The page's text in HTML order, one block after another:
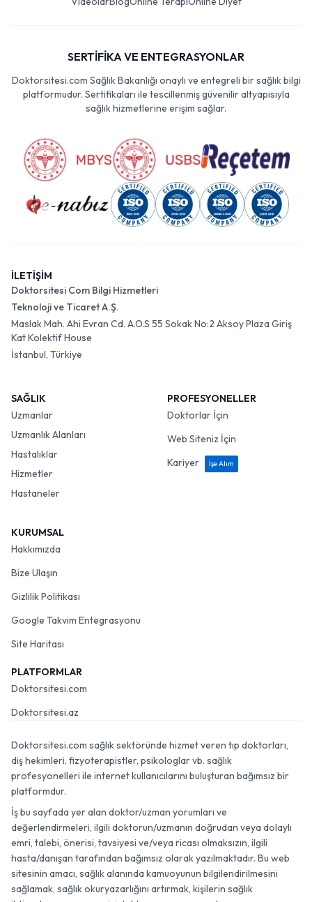
SERTİFİKA VE ENTEGRASYONLAR
Doktorsitesi.com Sağlık Bakanlığı onaylı ve entegreli bir sağlık bilgi
platformudur. Sertifikaları ile tescillenmiş güvenilir altyapısıyla
sağlık hizmetlerine erişim sağlar.
İLETİŞİM
Doktorsitesi Com Bilgi Hizmetleri
Teknoloji ve Ticaret A.Ş.
Maslak Mah. Ahi Evran Cd. A.O.S 55 Sokak No:2 Aksoy Plaza Giriş
Kat Kolektif House
İstanbul, Türkiye
SAĞLIK
Uzmanlar
Uzmanlık Alanları
Hastalıklar
Hizmetler
Hastaneler
PROFESYONELLER
Doktorlar İçin
Web Siteniz İçin
Kariyer
İşe Alım
KURUMSAL
Hakkımızda
Bize Ulaşın
Gizlilik Politikası
Google Takvim Entegrasyonu
Site Haritası
PLATFORMLAR
Doktorsitesi.com
Doktorsitesi.az
Doktorsitesi.com sağlık sektöründe hizmet veren tıp doktorları,
diş hekimleri, fizyoterapistler, psikologlar vb. sağlık
profesyonelleri ile internet kullanıcılarını buluşturan bağımsız bir
platformdur.
İş bu sayfada yer alan doktor/uzman yorumları ve
değerlendirmeleri, ilgili doktorun/uzmanın doğrudan veya dolaylı
emri, talebi, önerisi, tavsiyesi ve/veya ricası olmaksızın, ilgili
hasta/danışan tarafından bağımsız olarak yazılmaktadır. Bu web
sitesinin amacı, sağlık alanında kamuoyunun bilgilendirilmesini
sağlamak, sağlık okuryazarlığını artırmak, kişilerin sağlık